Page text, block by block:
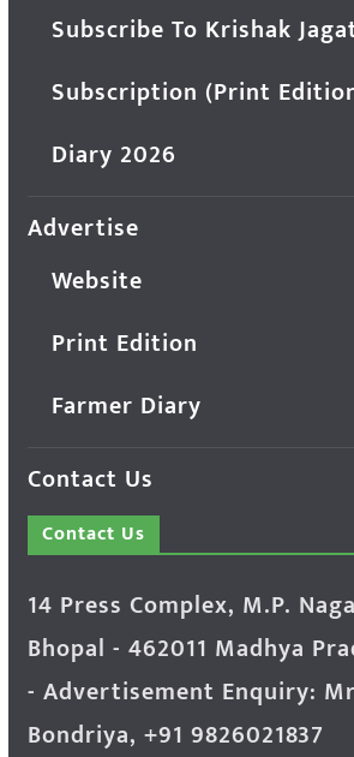
Subscribe To Krishak
Subscription (Print
Diary 2026
Advertise
Website
Print Edition
Farmer Diary
Contact Us
Contact Us
14 Press Complex, M.P.
Bhopal - 462011 Madhya
- Advertisement Enquiry:
Bondriya, +91 9826021837